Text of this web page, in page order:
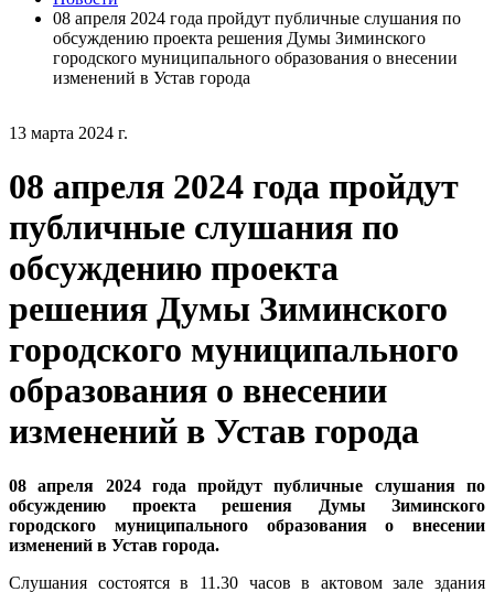
13 марта 2024 г.
08 апреля 2024 года пройдут
публичные слушания по
обсуждению проекта
решения Думы Зиминского
городского муниципального
образования о внесении
изменений в Устав города
08 апреля 2024 года пройдут публичные слушания по
обсуждению проекта решения Думы Зиминского
городского муниципального образования о внесении
изменений в Устав города.
Слушания состоятся в 11.30 часов в актовом зале здания
08 апреля 2024 года пройдут публичные слушания по
обсуждению проекта решения Думы Зиминского
городского муниципального образования о внесении
изменений в Устав города